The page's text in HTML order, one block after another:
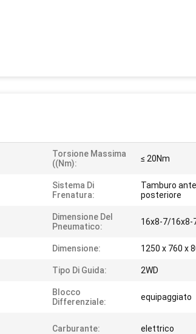
Torsione Massima
((Nm):
≤ 20Nm
Sistema Di
Frenatura:
Tamburo
posteriore
Dimensione Del
Pneumatico:
16x8-7/16x8-
Dimensione: 1250 x 760 x
Tipo Di Guida: 2WD
Blocco
Differenziale:
equipaggiato
Carburante: elettrico